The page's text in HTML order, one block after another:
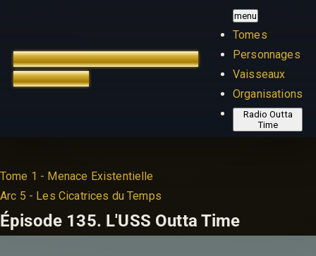
TREK OUTTA TIMEÉDITION
FRANÇAISE
menu
Tomes
Personnages
Vaisseaux
Organisations
Radio Outta
Time
Tome 1 - Menace Existentielle
Arc 5 - Les Cicatrices du Temps
Épisode 135. L'USS Outta Time